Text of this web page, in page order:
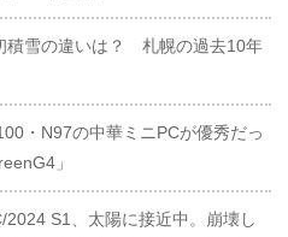
積雪の違いは？ 札幌の過去10年
・N97の中華ミニPCが優秀だっ
」
S1、太陽に接近中。崩壊し